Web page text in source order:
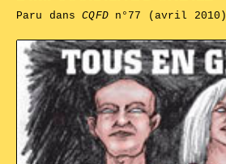
Paru dansCQFDn°77 (avril 2010)